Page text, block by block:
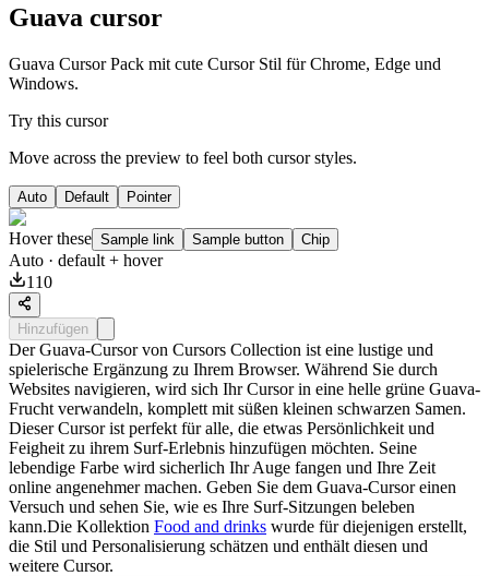
Guava cursor
Guava Cursor Pack mit cute Cursor Stil für Chrome, Edge und
Windows.
Try this cursor
Move across the preview to feel both cursor styles.
Auto Default Pointer
Hover these Sample link Sample button Chip
Auto · default + hover
110
Hinzufügen
Der Guava-Cursor von Cursors Collection ist eine lustige und
spielerische Ergänzung zu Ihrem Browser. Während Sie durch
Websites navigieren, wird sich Ihr Cursor in eine helle grüne Guava-
Frucht verwandeln, komplett mit süßen kleinen schwarzen Samen.
Dieser Cursor ist perfekt für alle, die etwas Persönlichkeit und
Feigheit zu ihrem Surf-Erlebnis hinzufügen möchten. Seine
lebendige Farbe wird sicherlich Ihr Auge fangen und Ihre Zeit
online angenehmer machen. Geben Sie dem Guava-Cursor einen
Versuch und sehen Sie, wie es Ihre Surf-Sitzungen beleben
kann.Die Kollektion Food and drinks wurde für diejenigen erstellt,
die Stil und Personalisierung schätzen und enthält diesen und
weitere Cursor.